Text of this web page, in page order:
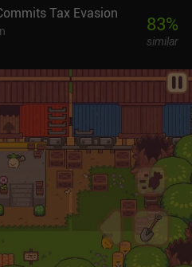
Tax Evasion 83%
similar